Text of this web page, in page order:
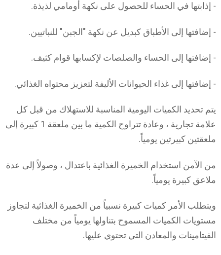
- إذابتها في الحساء للحصول على نكهة أومامي لذيذة.
- إضافتها إلى الأطباق كبديل عن نكهة "الجبن" للنباتيين.
- إضافتها إلى الحساء والصلصات لإكسابها قوام كثيف.
- إضافتها إلى غذاء الحيوانات الأليفة لتعزيز محتواه الغذائي.
يتم تحديد الكميات اليومية المناسبة للاستهلاك من قبل كل
علامة تجارية ، وعادة تتراوح الكمية ما بين ملعقة 1 كبيرة إلى
ملعقتين كبيرتين يومياً.
من الآمن استخدام الخميرة الغذائية باعتدال ، وصولاً إلى عدة
ملاعق كبيرة يومياً.
ويتطلب الأمر كميات كبيرة نسبياً من الخميرة الغذائية لتجاوز
مستويات الكميات المسموح بتناولها يومياً من مختلف
الفيتامينات والمعادن التي تحتوي عليها.